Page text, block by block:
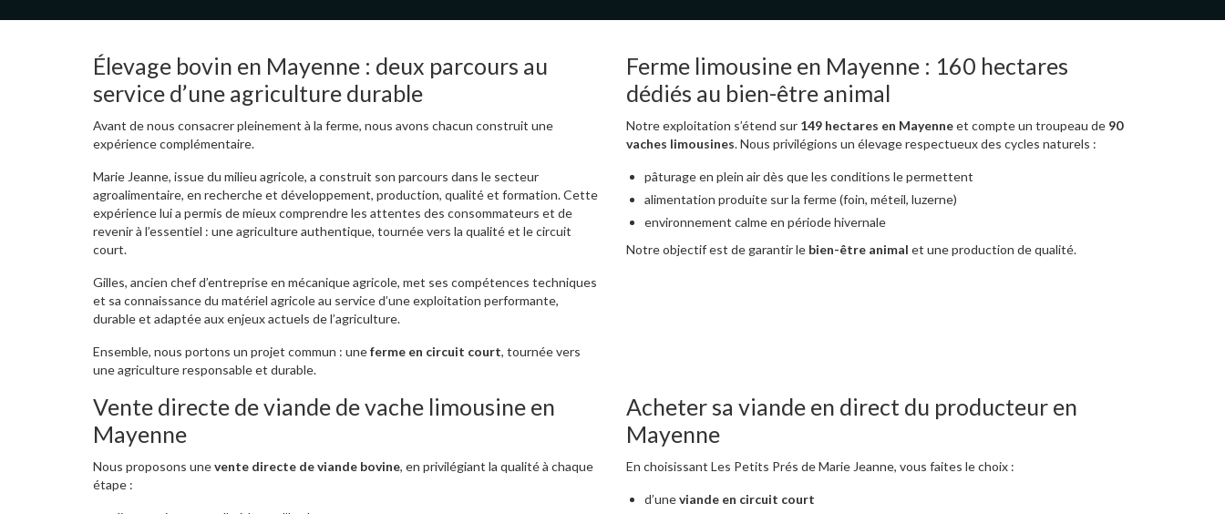
Élevage bovin en Mayenne : deux parcours au
service d’une agriculture durable
Avant de nous consacrer pleinement à la ferme, nous avons chacun construit une
expérience complémentaire.
Marie Jeanne, issue du milieu agricole, a construit son parcours dans le secteur
agroalimentaire, en recherche et développement, production, qualité et formation. Cette
expérience lui a permis de mieux comprendre les attentes des consommateurs et de
revenir à l’essentiel : une agriculture authentique, tournée vers la qualité et le circuit
court.
Gilles, ancien chef d’entreprise en mécanique agricole, met ses compétences techniques
et sa connaissance du matériel agricole au service d’une exploitation performante,
durable et adaptée aux enjeux actuels de l’agriculture.
Ensemble, nous portons un projet commun : uneferme en circuit court, tournée vers
une agriculture responsable et durable.
Ferme limousine en Mayenne : 160 hectares
dédiés au bien-être animal
Notre exploitation s’étend sur 149 hectares en Mayenneet compte un troupeau de 90
vaches limousines. Nous privilégions un élevage respectueux des cycles naturels :
pâturage en plein air dès que les conditions le permettent
alimentation produite sur la ferme (foin, méteil, luzerne)
environnement calme en période hivernale
Notre objectif est de garantir le bien-être animal et une production de qualité.
Vente directe de viande de vache limousine en
Mayenne
Nous proposons unevente directe de viande bovine, en privilégiant la qualité à chaque
étape :
Acheter sa viande en direct du producteur en
Mayenne
En choisissant Les Petits Prés de Marie Jeanne, vous faites le choix :
d’uneviande en circuit court